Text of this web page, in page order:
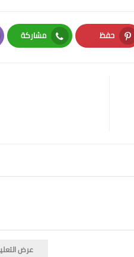
حفظ
Pinterest
مشاركة
Whatsapp
عرض